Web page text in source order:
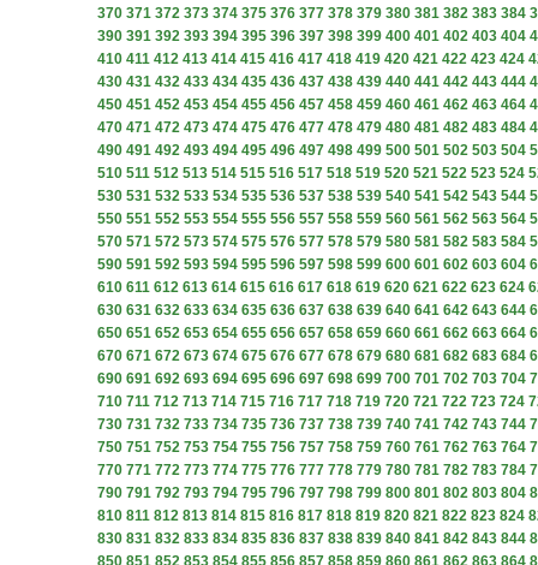
370 371 372 373 374 375 376 377 378 379 380 381 382 383 384
390 391 392 393 394 395 396 397 398 399 400 401 402 403 404
410 411 412 413 414 415 416 417 418 419 420 421 422 423 424
430 431 432 433 434 435 436 437 438 439 440 441 442 443 444
450 451 452 453 454 455 456 457 458 459 460 461 462 463 464
470 471 472 473 474 475 476 477 478 479 480 481 482 483 484
490 491 492 493 494 495 496 497 498 499 500 501 502 503 504
510 511 512 513 514 515 516 517 518 519 520 521 522 523 524
530 531 532 533 534 535 536 537 538 539 540 541 542 543 544
550 551 552 553 554 555 556 557 558 559 560 561 562 563 564
570 571 572 573 574 575 576 577 578 579 580 581 582 583 584
590 591 592 593 594 595 596 597 598 599 600 601 602 603 604
610 611 612 613 614 615 616 617 618 619 620 621 622 623 624
630 631 632 633 634 635 636 637 638 639 640 641 642 643 644
650 651 652 653 654 655 656 657 658 659 660 661 662 663 664
670 671 672 673 674 675 676 677 678 679 680 681 682 683 684
690 691 692 693 694 695 696 697 698 699 700 701 702 703 704
710 711 712 713 714 715 716 717 718 719 720 721 722 723 724
730 731 732 733 734 735 736 737 738 739 740 741 742 743 744
750 751 752 753 754 755 756 757 758 759 760 761 762 763 764
770 771 772 773 774 775 776 777 778 779 780 781 782 783 784
790 791 792 793 794 795 796 797 798 799 800 801 802 803 804
810 811 812 813 814 815 816 817 818 819 820 821 822 823 824
830 831 832 833 834 835 836 837 838 839 840 841 842 843 844
850 851 852 853 854 855 856 857 858 859 860 861 862 863 864